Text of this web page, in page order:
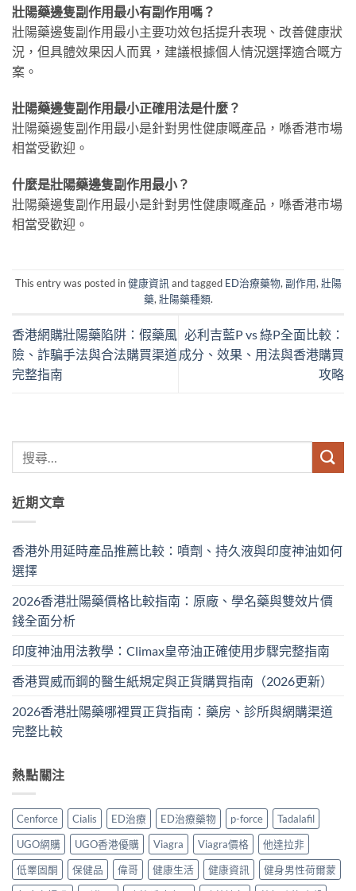
壯陽藥邊隻副作用最小有副作用嗎？
壯陽藥邊隻副作用最小主要功效包括提升表現、改善健康狀
況，但具體效果因人而異，建議根據個人情況選擇適合嘅方
案。
壯陽藥邊隻副作用最小正確用法是什麼？
壯陽藥邊隻副作用最小是針對男性健康嘅產品，喺香港市場
相當受歡迎。
什麼是壯陽藥邊隻副作用最小？
壯陽藥邊隻副作用最小是針對男性健康嘅產品，喺香港市場
相當受歡迎。
This entry was posted in健康資訊 and tagged ED治療藥物, 副作用, 壯陽
藥, 壯陽藥種類.
香港網購壯陽藥陷阱：假藥風
險、詐騙手法與合法購買渠道
完整指南
必利吉藍P vs 綠P全面比較：
成分、效果、用法與香港購買
攻略
近期文章
香港外用延時產品推薦比較：噴劑、持久液與印度神油如何
選擇
2026香港壯陽藥價格比較指南：原廠、學名藥與雙效片價
錢全面分析
印度神油用法教學：Climax皇帝油正確使用步驟完整指南
香港買威而鋼的醫生紙規定與正貨購買指南（2026更新）
2026香港壯陽藥哪裡買正貨指南：藥房、診所與網購渠道
完整比較
熱點關注
Cenforce Cialis ED治療 ED治療藥物 p-force
Tadalafil
UGO網購
UGO香港優購 Viagra Viagra價格
他達拉非
低睪固酮
保健品 偉哥 健康生活 健康資訊
健身男性荷爾蒙